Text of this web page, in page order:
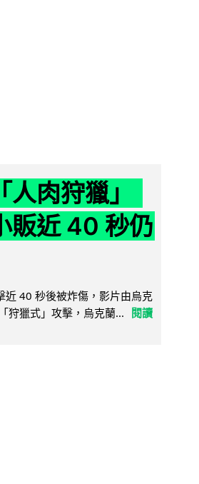
肉狩獵」
販近 40 秒仍
近 40 秒後被炸傷，影片由烏克
狩獵式」攻擊，烏克蘭...
閱讀